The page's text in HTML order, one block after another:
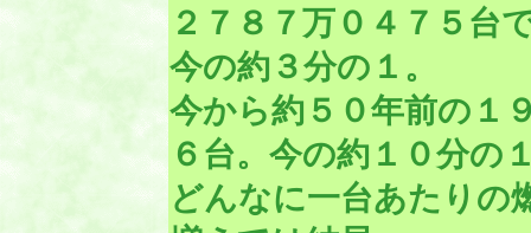
２７８７万０４７５台
今の約３分の１。
今から約５０年前の１
６台。今の約１０分の
どんなに一台あたりの